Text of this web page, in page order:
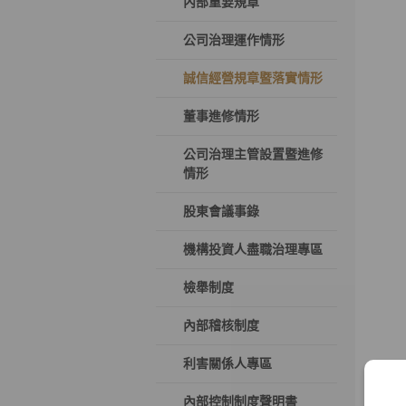
公司治理運作情形
誠信經營規章暨落實情形
董事進修情形
公司治理主管設置暨進修
情形
股東會議事錄
機構投資人盡職治理專區
檢舉制度
內部稽核制度
利害關係人專區
內部控制制度聲明書